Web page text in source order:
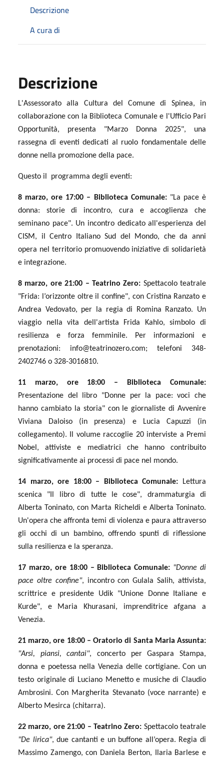
Descrizione
A cura di
Descrizione
L'Assessorato alla Cultura del Comune di Spinea, in
collaborazione con la Biblioteca Comunale e l'Ufficio Pari
Opportunità, presenta "Marzo Donna 2025", una
rassegna di eventi dedicati al ruolo fondamentale delle
donne nella promozione della pace.
Questo il programma degli eventi:
8 marzo, ore 17:00 – Biblioteca Comunale:"La pace è
donna: storie di incontro, cura e accoglienza che
seminano pace". Un incontro dedicato all'esperienza del
CISM, il Centro Italiano Sud del Mondo, che da anni
opera nel territorio promuovendo iniziative di solidarietà
e integrazione.
8 marzo, ore 21:00 – Teatrino Zero: Spettacolo teatrale
"Frida: l’orizzonte oltre il confine", con Cristina Ranzato e
Andrea Vedovato, per la regia di Romina Ranzato. Un
viaggio nella vita dell'artista Frida Kahlo, simbolo di
resilienza e forza femminile. Per informazioni e
prenotazioni: info@teatrinozero.com; telefoni 348-
2402746 o 328-3016810.
11 marzo, ore 18:00 – Biblioteca Comunale:
Presentazione del libro "Donne per la pace: voci che
hanno cambiato la storia" con le giornaliste di Avvenire
Viviana Daloiso (in presenza) e Lucia Capuzzi (in
collegamento). Il volume raccoglie 20 interviste a Premi
Nobel, attiviste e mediatrici che hanno contribuito
significativamente ai processi di pace nel mondo.
14 marzo, ore 18:00 – Biblioteca Comunale: Lettura
scenica "Il libro di tutte le cose", drammaturgia di
Alberta Toninato, con Marta Richeldi e Alberta Toninato.
Un'opera che affronta temi di violenza e paura attraverso
gli occhi di un bambino, offrendo spunti di riflessione
sulla resilienza e la speranza.
17 marzo, ore 18:00 – Biblioteca Comunale: "Donne di
pace oltre confine", incontro con Gulala Salih, attivista,
scrittrice e presidente Udik "Unione Donne Italiane e
Kurde", e Maria Khurasani, imprenditrice afgana a
Venezia.
21 marzo, ore 18:00 – Oratorio di Santa Maria Assunta:
"Arsi, piansi, cantai", concerto per Gaspara Stampa,
donna e poetessa nella Venezia delle cortigiane. Con un
testo originale di Luciano Menetto e musiche di Claudio
Ambrosini. Con Margherita Stevanato (voce narrante) e
Alberto Mesirca (chitarra).
22 marzo, ore 21:00 – Teatrino Zero: Spettacolo teatrale
"De lirica", due cantanti e un buffone all’opera. Regia di
Massimo Zamengo, con Daniela Berton, Ilaria Barlese e